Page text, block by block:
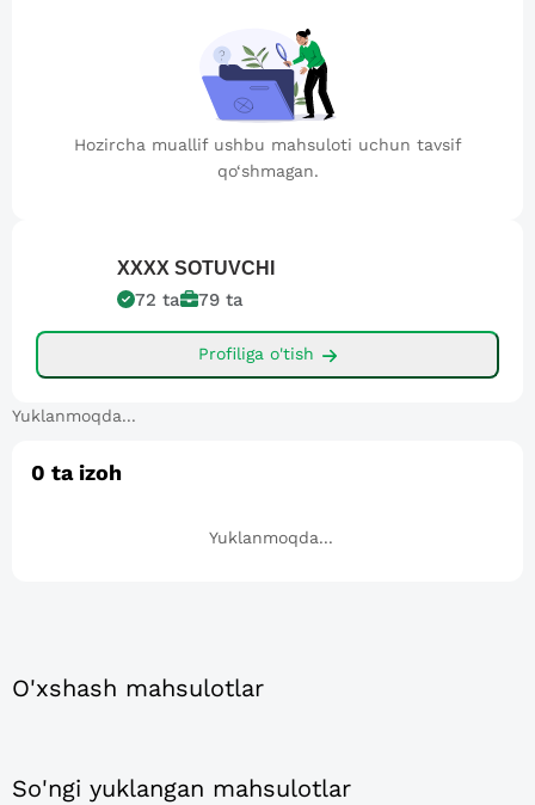
Hozircha muallif ushbu mahsuloti uchun tavsif
qo‘shmagan.
XXXX SOTUVCHI
72 ta 79 ta
Profiliga o'tish
Yuklanmoqda...
0 ta izoh
Yuklanmoqda...
O'xshash mahsulotlar
So'ngi yuklangan mahsulotlar